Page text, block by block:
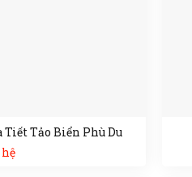
Tiết Tảo Biển Phù Du